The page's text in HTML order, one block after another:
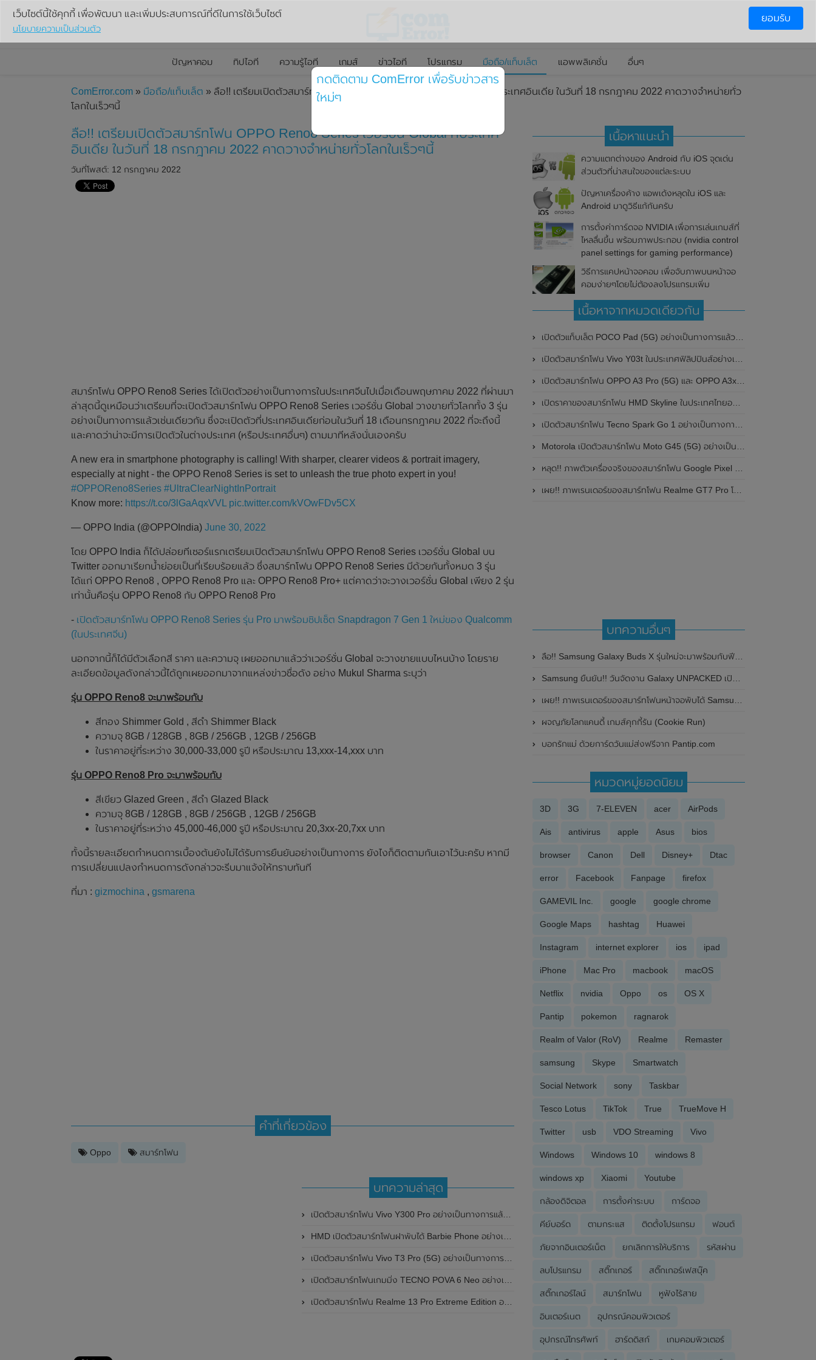
ปัญหาคอม ทิปไอที ความรู้ไอที เกมส์ ข่าวไอที โปรแกรม มือถือ/แท็บเล็ต แอพพลิเคชั่น อื่นๆ
ComError.com » มือถือ/แท็บเล็ต » ลือ!! เตรียมเปิดตัวสมาร์ทโฟน OPPO Reno8 Series เวอร์ชั่น Global ที่ประเทศอินเดีย ในวันที่ 18 กรกฎาคม 2022 คาดวางจำหน่ายทั่ว
โลกในเร็วๆนี้
ลือ!! เตรียมเปิดตัวสมาร์ทโฟน OPPO Reno8 Series เวอร์ชั่น Global ที่ประเทศ
อินเดีย ในวันที่ 18 กรกฎาคม 2022 คาดวางจำหน่ายทั่วโลกในเร็วๆนี้
วันที่โพสต์: 12 กรกฎาคม 2022
สมาร์ทโฟน OPPO Reno8 Series ได้เปิดตัวอย่างเป็นทางการในประเทศจีนไปเมื่อเดือนพฤษภาคม 2022 ที่ผ่านมา
ล่าสุดนี้ดูเหมือนว่าเตรียมที่จะเปิดตัวสมาร์ทโฟน OPPO Reno8 Series เวอร์ชั่น Global วางขายทั่วโลกทั้ง 3 รุ่น
อย่างเป็นทางการแล้วเช่นเดียวกัน ซึ่งจะเปิดตัวที่ประเทศอินเดียก่อนในวันที่ 18 เดือนกรกฎาคม 2022 ที่จะถึงนี้
และคาดว่าน่าจะมีการเปิดตัวในต่างประเทศ (หรือประเทศอื่นๆ) ตามมาทีหลังนั่นเองครับ
A new era in smartphone photography is calling! With sharper, clearer videos & portrait imagery,
especially at night - the OPPO Reno8 Series is set to unleash the true photo expert in you!
#OPPOReno8Series #UltraClearNightInPortrait
Know more: https://t.co/3lGaAqxVVL pic.twitter.com/kVOwFDv5CX
— OPPO India (@OPPOIndia) June 30, 2022
โดย OPPO India ก็ได้ปล่อยทีเซอร์แรกเตรียมเปิดตัวสมาร์ทโฟน OPPO Reno8 Series เวอร์ชั่น Global บน
Twitter ออกมาเรียกน้ำย่อยเป็นที่เรียบร้อยแล้ว ซึ่งสมาร์ทโฟน OPPO Reno8 Series มีด้วยกันทั้งหมด 3 รุ่น
ได้แก่ OPPO Reno8 , OPPO Reno8 Pro และ OPPO Reno8 Pro+ แต่คาดว่าจะวางเวอร์ชั่น Global เพียง 2 รุ่น
เท่านั้นคือรุ่น OPPO Reno8 กับ OPPO Reno8 Pro
- เปิดตัวสมาร์ทโฟน OPPO Reno8 Series รุ่น Pro มาพร้อมชิปเซ็ต Snapdragon 7 Gen 1 ใหม่ของ Qualcomm
(ในประเทศจีน)
นอกจากนี้ก็ได้มีตัวเลือกสี ราคา และความจุ เผยออกมาแล้วว่าเวอร์ชั่น Global จะวางขายแบบไหนบ้าง โดยราย
ละเอียดข้อมูลดังกล่าวนี้ได้ถูกเผยออกมาจากแหล่งข่าวชื่อดัง อย่าง Mukul Sharma ระบุว่า
รุ่น OPPO Reno8 จะมาพร้อมกับ
สีทอง Shimmer Gold , สีดำ Shimmer Black
ความจุ 8GB / 128GB , 8GB / 256GB , 12GB / 256GB
ในราคาอยู่ที่ระหว่าง 30,000-33,000 รูปี หรือประมาณ 13,xxx-14,xxx บาท
รุ่น OPPO Reno8 Pro จะมาพร้อมกับ
สีเขียว Glazed Green , สีดำ Glazed Black
ความจุ 8GB / 128GB , 8GB / 256GB , 12GB / 256GB
ในราคาอยู่ที่ระหว่าง 45,000-46,000 รูปี หรือประมาณ 20,3xx-20,7xx บาท
ทั้งนี้รายละเอียดกำหนดการเบื้องต้นยังไม่ได้รับการยืนยันอย่างเป็นทางการ ยังไงก็ติดตามกันเอาไว้นะครับ หากมี
การเปลี่ยนแปลงกำหนดการดังกล่าวจะรีบมาแจ้งให้ทราบทันที
ที่มา : gizmochina , gsmarena
คำที่เกี่ยวข้อง
Oppo สมาร์ทโฟน
บทความล่าสุด
เปิดตัวสมาร์ทโฟน Vivo Y300 Pro อย่างเป็นทางการแล้วในประเทศจีน มาพร้อมดีไซน์พรีเมี่ยม ทนทาน และแบตเตอรี่สุดอึดขนาดใหญ่ 6,500mAh พร้อมรองรับการชาร์จไว 80W
HMD เปิดตัวสมาร์ทโฟนฝาพับได้ Barbie Phone อย่างเป็นทางการแล้ว มาพร้อมธีมสีชมพูสดใส
เปิดตัวสมาร์ทโฟน Vivo T3 Pro (5G) อย่างเป็นทางการแล้วในประเทศอินเดีย
เปิดตัวสมาร์ทโฟนเกมมิ่ง TECNO POVA 6 Neo อย่างเป็นทางการแล้วในประเทศไทย ในราคา 8,499 บาท
เปิดตัวสมาร์ทโฟน Realme 13 Pro Extreme Edition อย่างเป็นทางการแล้วในประเทศจีน
เนื้อหาแนะนำ
ความแตกต่างของ Android กับ iOS จุดเด่น
ส่วนตัวที่น่าสนใจของแต่ละระบบ
ปัญหาเครื่องค้าง แอพเด้งหลุดใน iOS และ
Android มาดูวิธีแก้กันครับ
การตั้งค่าการ์ดจอ NVIDIA เพื่อการเล่นเกมส์ที่
ไหลลื่นขึ้น พร้อมภาพประกอบ (nvidia control
panel settings for gaming performance)
วิธีการแคปหน้าจอคอม เพื่อจับภาพบนหน้าจอ
คอมง่ายๆโดยไม่ต้องลงโปรแกรมเพิ่ม
เนื้อหาจากหมวดเดียวกัน
เปิดตัวแท็บเล็ต POCO Pad (5G) อย่างเป็นทางการแล้วในประเทศอินเดีย มาพร้อมชิปเซ็ต Snapdragon 7s Gen 2 ของ Qualcomm และรองรับเครือข่าย 5G
เปิดตัวสมาร์ทโฟน Vivo Y03t ในประเทศฟิลิปปินส์อย่างเป็นทางการแล้ว มาพร้อมชิปเซ็ต Unisoc T612 , กล้องหลัง ความละเอียด 13MP , แบตเตอรี่ 5,000mAh และหน้าจอแสดงผล LCD / 90Hz
เปิดตัวสมาร์ทโฟน OPPO A3 Pro (5G) และ OPPO A3x ในประเทศไทยอย่างเป็นทางการแล้ว ในราคาเริ่มต้นเพียง 3,999 บาท
เปิดราคาของสมาร์ทโฟน HMD Skyline ในประเทศไทยอย่างเป็นทางการแล้ว ราคา 14,990 บาท
เปิดตัวสมาร์ทโฟน Tecno Spark Go 1 อย่างเป็นทางการแล้ว มาพร้อมหน้าจอแสดงผล LCD / 120Hz , แบตเตอรี่ 5,000mAh และใช้ชิปเซ็ต Unisoc
Motorola เปิดตัวสมาร์ทโฟน Moto G45 (5G) อย่างเป็นทางการแล้วในอินเดีย
หลุด!! ภาพตัวเครื่องจริงของสมาร์ทโฟน Google Pixel 9a โชว์ดีไซน์ใหม่ กล้องหลังแบนราบ ไม่มีกรอบของกล้องแล้ว
เผย!! ภาพเรนเดอร์ของสมาร์ทโฟน Realme GT7 Pro โชว์ให้เห็นดีไซน์ใหม่ พร้อมเผยรายละเอียดสเปกที่สำคัญบางส่วน
บทความอื่นๆ
ลือ!! Samsung Galaxy Buds X รุ่นใหม่จะมาพร้อมกับฟีเจอร์ตัดเสียงรบกวน
Samsung ยืนยัน!! วันจัดงาน Galaxy UNPACKED เปิดตัว Samsung Galaxy Z Fold3 , Samsung Galaxy Z Flip3 , Samsung Galaxy Buds2 และ Samsung Galaxy Watch4 ในวันที่ 11 สิงหาคม 2021 นี้
เผย!! ภาพเรนเดอร์ของสมาร์ทโฟนหน้าจอพับได้ Samsung Galaxy Z Fold 6 โชว์ดีไซน์ของตัวเครื่องทั้งด้านหน้าและด้านหลัง
ผจญภัยโลกแคนดี้ เกมส์คุกกี้รัน (Cookie Run)
บอกรักแม่ ด้วยการ์ดวันแม่ส่งฟรีจาก Pantip.com
หมวดหมู่ยอดนิยม
3D 3G 7-ELEVEN acer AirPods
Ais antivirus apple Asus bios
browser Canon Dell Disney+ Dtac
error Facebook Fanpage firefox
GAMEVIL Inc. google google chrome
Google Maps hashtag Huawei
Instagram internet explorer ios ipad
iPhone Mac Pro macbook macOS
Netflix nvidia Oppo os OS X
Pantip pokemon ragnarok
Realm of Valor (RoV) Realme Remaster
samsung Skype Smartwatch
Social Network sony Taskbar
Tesco Lotus TikTok True TrueMove H
Twitter usb VDO Streaming Vivo
Windows Windows 10 windows 8
windows xp Xiaomi Youtube
กล้องดิจิตอล การตั้งค่าระบบ การ์ดจอ
คีย์บอร์ด ตามกระแส ติดตั้งโปรแกรม ฟอนต์
ภัยจากอินเตอร์เน็ต ยกเลิกการให้บริการ รหัสผ่าน
ลบโปรแกรม สติ๊กเกอร์ สติ๊กเกอร์เฟสบุ๊ค
สติ๊กเกอร์ไลน์ สมาร์ทโฟน หูฟังไร้สาย
อินเตอร์เนต อุปกรณ์คอมพิวเตอร์
อุปกรณ์โทรศัพท์ ฮาร์ดดิสก์ เกมคอมพิวเตอร์
เว็บไซต์นี้ใช้คุกกี้ เพื่อพัฒนา และเพิ่มประสบการณ์ที่ดีในการใช้เว็บไซต์
นโยบายความเป็นส่วนตัว
ยอมรับ
กดติดตาม ComError เพื่อรับข่าวสาร
ใหม่ๆ